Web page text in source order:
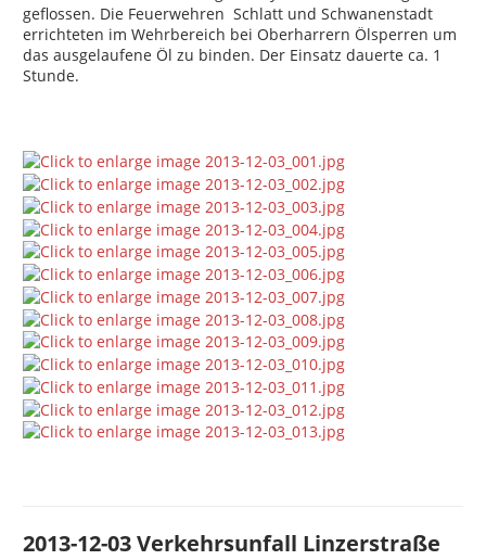
geflossen. Die Feuerwehren Schlatt und Schwanenstadt
errichteten im Wehrbereich bei Oberharrern Ölsperren um
das ausgelaufene Öl zu binden. Der Einsatz dauerte ca. 1
Stunde.
2013-12-03 Verkehrsunfall Linzerstraße